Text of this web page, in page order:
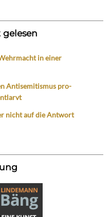
in einer
Antisemitismus pro-
nicht auf die Antwort